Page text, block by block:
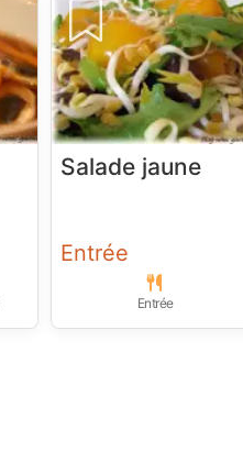
Salade jaune
Entrée
Entrée